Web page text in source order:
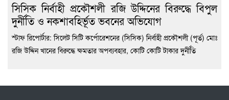
সিসিক নির্বাহী প্রকৌশলী রজি উদ্দিনের বিরুদ্ধে বিপুল
দুর্নীতি ও নকশাবহির্ভূত ভবনের অভিযোগ
স্টাফ রিপোর্টার: সিলেট সিটি কর্পোরেশনের (সিসিক) নির্বাহী প্রকৌশলী (পূর্ত) মোঃ
রজি উদ্দিন খানের বিরুদ্ধে ক্ষমতার অপব্যবহার, কোটি কোটি টাকার দুর্নীতি